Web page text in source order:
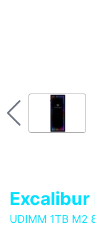
Excalibur
UDIMM 1TB M2